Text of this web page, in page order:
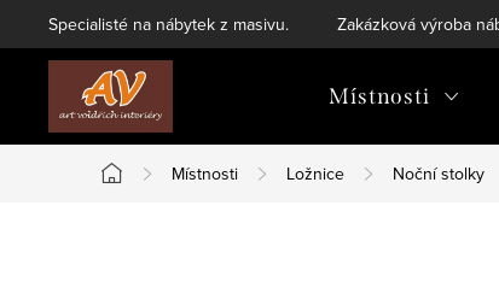
na
Specialisté na nábytek z masivu. Zakázková výroba
Místnosti
Domů
Místnosti Ložnice Noční stolky